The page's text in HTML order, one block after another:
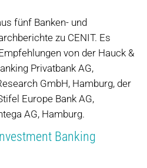
fünf Banken- und
zu CENIT. Es
von der Hauck &
Privatbank AG,
GmbH, Hamburg, der
Europe Bank AG,
AG, Hamburg.
Banking